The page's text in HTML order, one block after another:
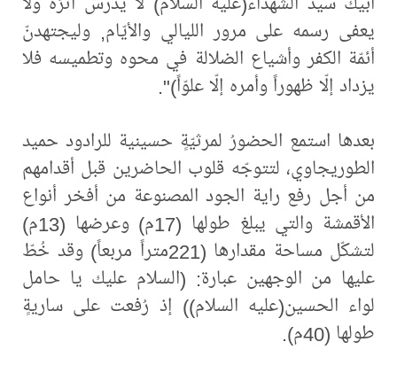
يعفى رسمه على مرور الليالي والأيّام, وليجتهدنّ
أئمّة الكفر وأشياع الضلالة في محوه وتطميسه فلا
يزداد إلّا ظهوراً وأمره إلّا علوّاً)".
بعدها استمع الحضورُ لمرثيّةٍ حسينية للرادود حميد
الطوريجاوي، لتتوجّه قلوب الحاضرين قبل أقدامهم
من أجل رفع راية الجود المصنوعة من أفخر أنواع
الأقمشة والتي يبلغ طولها (17م) وعرضها (13م)
لتشكّل مساحة مقدارها (221متراً مربعاً) وقد خُطّ
عليها من الوجهين عبارة: (السلام عليك يا حامل
لواء الحسين(عليه السلام)) إذ رُفعت على ساريةٍ
طولها (40م).